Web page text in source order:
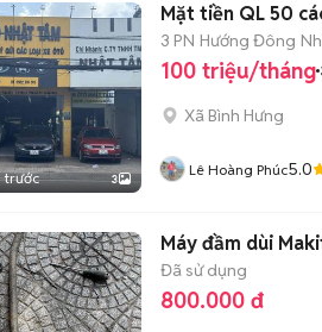
trước 3
Mặt tiền QL 50
3 PN Hướng Đông
100 triệu/tháng
Xã Bình Hưng
Lê Hoàng Phúc5.0
Máy đầm dùi
Đã sử dụng
800.000 đ